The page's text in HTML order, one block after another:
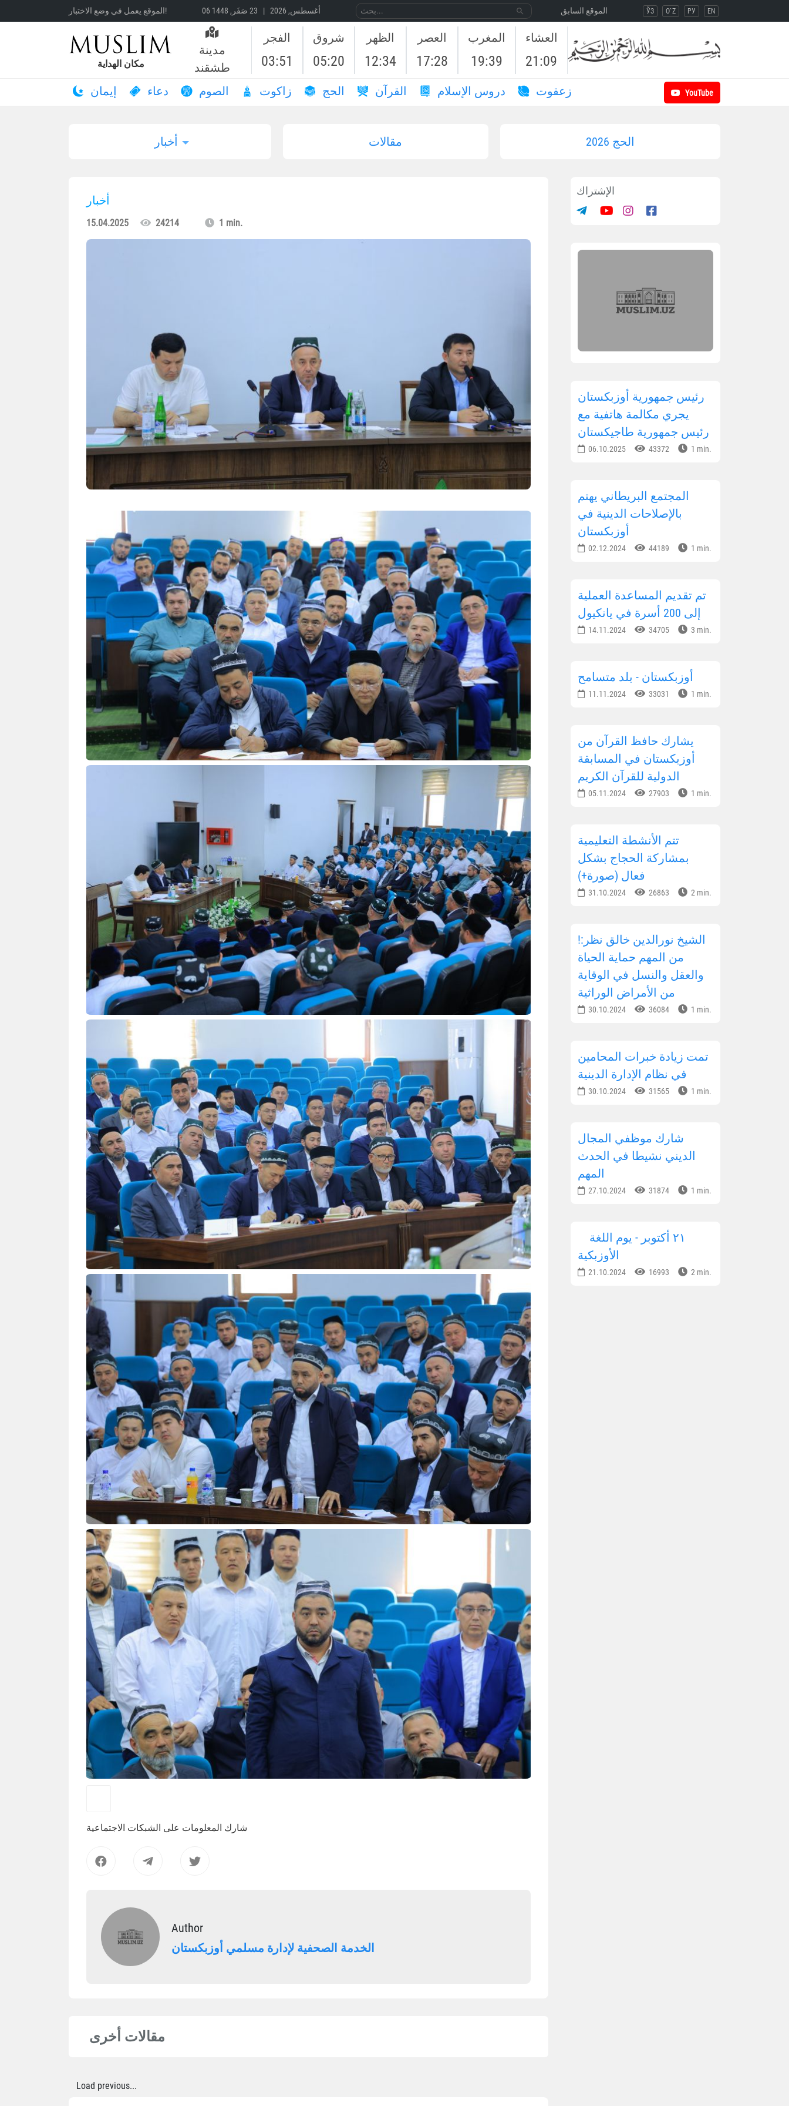
الموقع يعمل في وضع الاختبار! 06 أغسطس, 2026 | 23 صَفَر, 1448 الموقع السابق ЎЗ O`Z РУ EN
مكان الهداية
مدينة
طشقند
الفجر
03:51
شروق
05:20
الظهر
12:34
العصر
17:28
المغرب
19:39
العشاء
21:09
إيمان دعاء الصوم زاكوت الحج القرآن دروس الإسلام زعقوت YouTube
أخبار مقالات الحج 2026
أخبار
15.04.2025 24214 1 min.
شارك المعلومات على الشبكات الاجتماعية
Author
الخدمة الصحفية لإدارة مسلمي أوزبكستان
مقالات أخرى
Load previous...
الإشتراك
رئيس جمهورية أوزبكستان
يجري مكالمة هاتفية مع
رئيس جمهورية طاجيكستان
06.10.2025 43372 1 min.
المجتمع البريطاني يهتم
بالإصلاحات الدينية في
أوزبكستان
02.12.2024 44189 1 min.
تم تقديم المساعدة العملية
إلى 200 أسرة في يانكيول
14.11.2024 34705 3 min.
أوزبكستان - بلد متسامح
11.11.2024 33031 1 min.
يشارك حافظ القرآن من
أوزبكستان في المسابقة
الدولية للقرآن الكريم
05.11.2024 27903 1 min.
تتم الأنشطة التعليمية
بمشاركة الحجاج بشكل
فعال (صورة+)
31.10.2024 26863 2 min.
!الشيخ نورالدين خالق نظر:
من المهم حماية الحياة
والعقل والنسل في الوقاية
من الأمراض الوراثية
30.10.2024 36084 1 min.
تمت زيادة خبرات المحامين
في نظام الإدارة الدينية
30.10.2024 31565 1 min.
شارك موظفي المجال
الديني نشيطا في الحدث
المهم
27.10.2024 31874 1 min.
الأوزبكية
21.10.2024 16993 2 min.